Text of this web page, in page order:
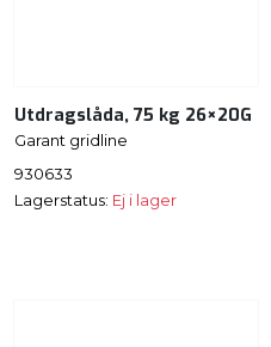
Utdragslåda, 75 kg 26×20G
Garant gridline
930633
Lagerstatus: Ej i lager